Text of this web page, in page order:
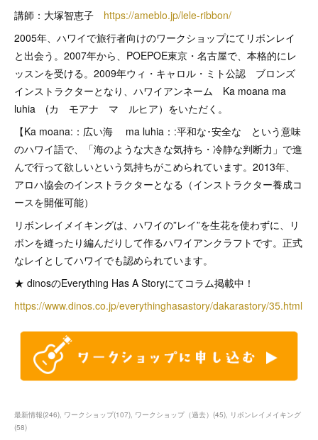
講師：大塚智恵子 https://ameblo.jp/lele-ribbon/
2005年、ハワイで旅行者向けのワークショップにてリボンレイ
と出会う。2007年から、POEPOE東京・名古屋で、本格的にレ
ッスンを受ける。2009年ウィ・キャロル・ミト公認 ブロンズ
インストラクターとなり、ハワイアンネーム Ka moana ma
luhia (カ モアナ マ ルヒア）をいただく。
【Ka moana:：広い海 ma luhia：:平和な･安全な という意味
のハワイ語で、「海のような大きな気持ち・冷静な判断力」で進
んで行って欲しいという気持ちがこめられています。2013年、
アロハ協会のインストラクターとなる（インストラクター養成コ
ースを開催可能）
リボンレイメイキングは、ハワイの”レイ”を生花を使わずに、リ
ボンを縫ったり編んだりして作るハワイアンクラフトです。正式
なレイとしてハワイでも認められています。
★ dinosのEverything Has A Storyにてコラム掲載中！
https://www.dinos.co.jp/everythinghasastory/dakarastory/35.html
最新情報(246) ワークショップ(107) ワークショップ（過去） (45) リボンレイメイキング
(58)